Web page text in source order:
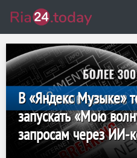
В «Яндекс Музыке»
запускать «Мою
запросам через